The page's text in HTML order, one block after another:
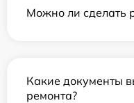
Можно ли сделать
Какие документы
ремонта?